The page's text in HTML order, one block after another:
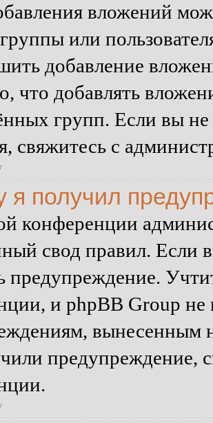
вложений
или
добавление
что добавлять
групп. Если вы не
свяжитесь с
я получил
конференции
свод правил.
предупреждение.
и phpBB Group не
вынесенным
предупреждение,